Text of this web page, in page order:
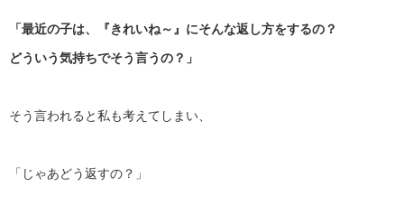
「最近の子は、『きれいね～』にそんな返し方をするの？
どういう気持ちでそう言うの？」
そう言われると私も考えてしまい、
「じゃあどう返すの？」